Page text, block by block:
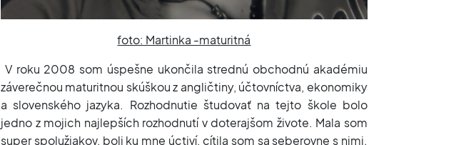
foto: Martinka -maturitná
V roku 2008 som úspešne ukončila strednú obchodnú akadémiu
záverečnou maturitnou skúškou z angličtiny, účtovníctva, ekonomiky
a slovenského jazyka. Rozhodnutie študovať na tejto škole bolo
jedno z mojich najlepších rozhodnutí v doterajšom živote. Mala som
super spolužiakov, boli ku mne úctiví, cítila som sa seberovne s nimi.